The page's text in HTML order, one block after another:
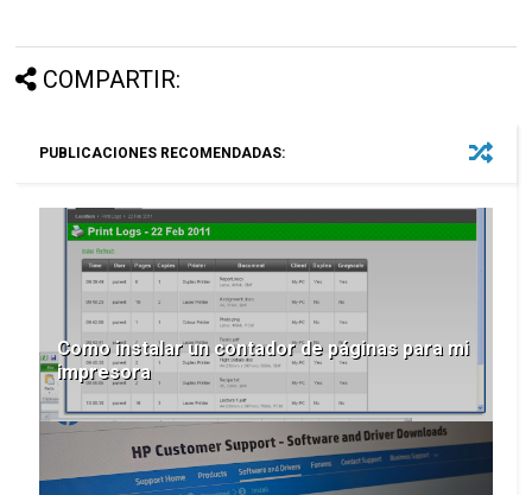
COMPARTIR:
PUBLICACIONES RECOMENDADAS:
Como instalar un contador de páginas para mi
impresora